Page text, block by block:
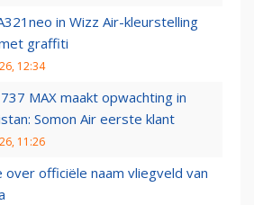
in Wizz Air-kleurstelling
graffiti
12:34
MAX maakt opwachting in
Somon Air eerste klant
11:26
over officiële naam vliegveld van